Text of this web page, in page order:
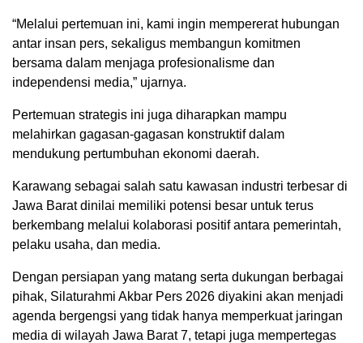
“Melalui pertemuan ini, kami ingin mempererat hubungan
antar insan pers, sekaligus membangun komitmen
bersama dalam menjaga profesionalisme dan
independensi media,” ujarnya.
Pertemuan strategis ini juga diharapkan mampu
melahirkan gagasan-gagasan konstruktif dalam
mendukung pertumbuhan ekonomi daerah.
Karawang sebagai salah satu kawasan industri terbesar di
Jawa Barat dinilai memiliki potensi besar untuk terus
berkembang melalui kolaborasi positif antara pemerintah,
pelaku usaha, dan media.
Dengan persiapan yang matang serta dukungan berbagai
pihak, Silaturahmi Akbar Pers 2026 diyakini akan menjadi
agenda bergengsi yang tidak hanya memperkuat jaringan
media di wilayah Jawa Barat 7, tetapi juga mempertegas